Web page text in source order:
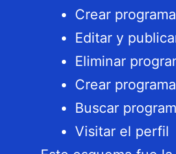
Crear
Editar y
Eliminar
Crear
Buscar
Visitar el perfil